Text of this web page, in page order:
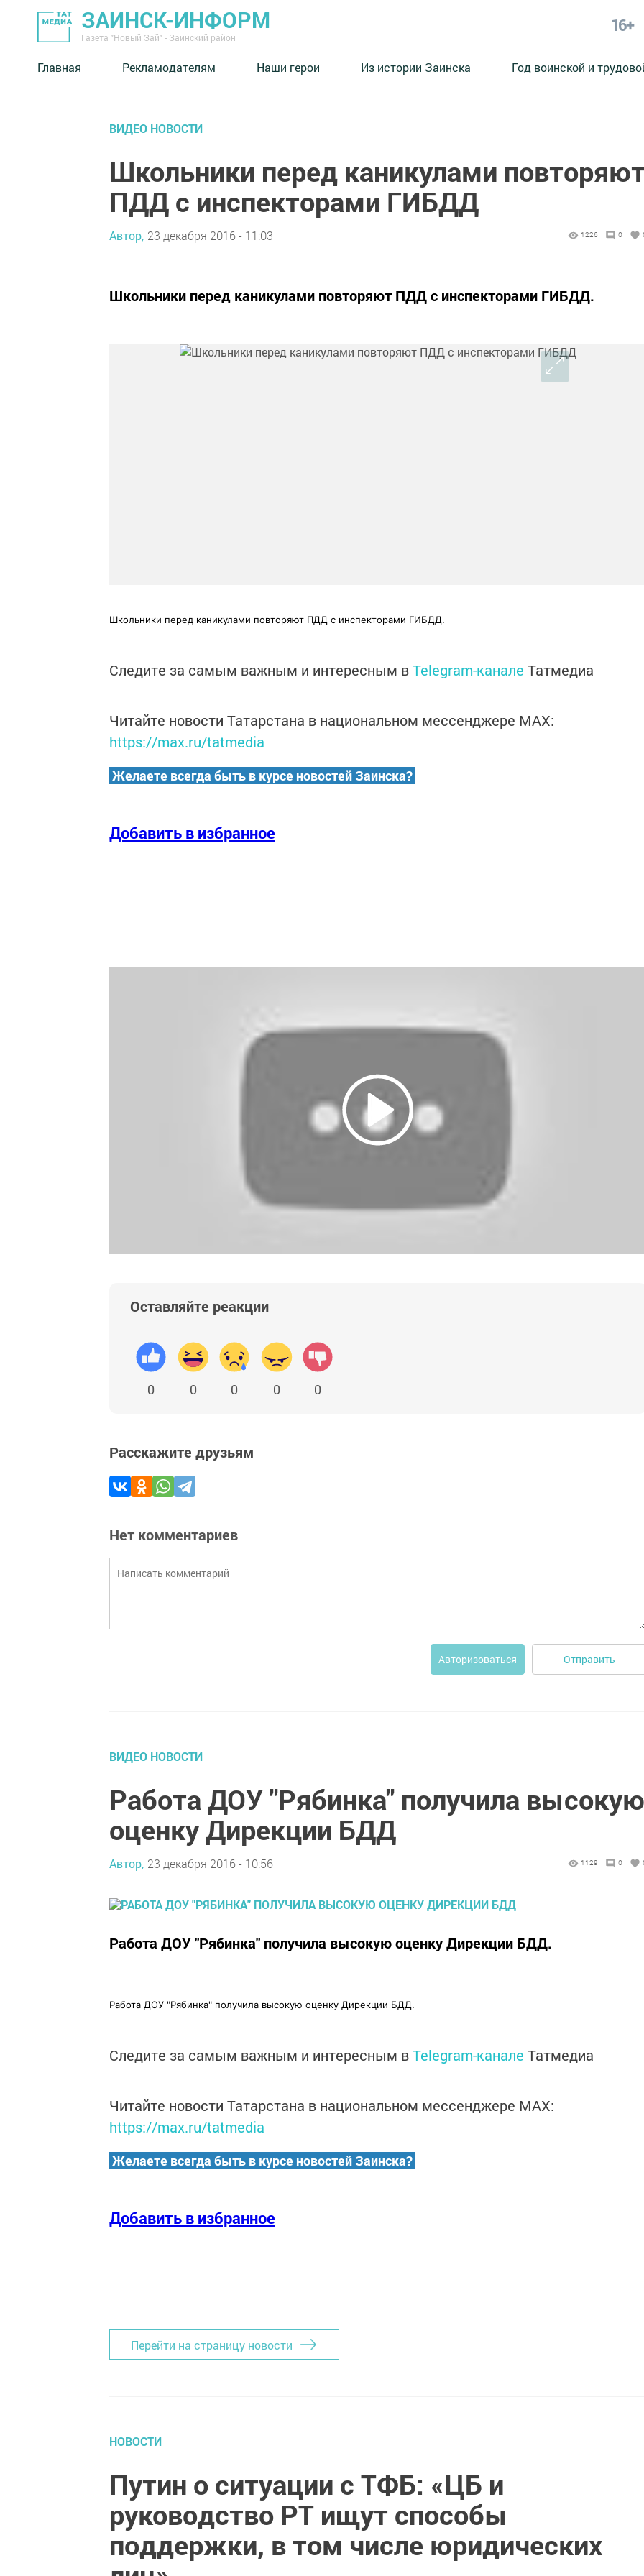
ЗАИНСК-ИНФОРМ
Газета "Новый Зай" - Заинский район
16+
Главная Рекламодателям Наши герои Из истории Заинска Год воинской и
ВИДЕО НОВОСТИ
Школьники перед каникулами
ПДД с инспекторами ГИБДД
Автор, 23 декабря 2016 - 11:03 1226 0
Школьники перед каникулами повторяют ПДД с инспекторами ГИБДД.
Школьники перед каникулами повторяют ПДД с инспекторами ГИБДД.
Следите за самым важным и интересным вTelegram-канале Татмедиа
Читайте новости Татарстана в национальном мессенджере MАХ:
https://max.ru/tatmedia
Желаете всегда быть в курсе новостей Заинска?
Добавить в избранное
Оставляйте реакции
0 0 0 0 0
Расскажите друзьям
Нет комментариев
Авторизоваться Отправить
ВИДЕО НОВОСТИ
Работа ДОУ "Рябинка" получила высокую
оценку Дирекции БДД
Автор, 23 декабря 2016 - 10:56 1129 0
Работа ДОУ "Рябинка" получила высокую оценку Дирекции БДД.
Работа ДОУ "Рябинка" получила высокую оценку Дирекции БДД.
Следите за самым важным и интересным вTelegram-канале Татмедиа
Читайте новости Татарстана в национальном мессенджере MАХ:
https://max.ru/tatmedia
Желаете всегда быть в курсе новостей Заинска?
Добавить в избранное
Перейти на страницу новости
НОВОСТИ
Путин о ситуации с ТФБ: «ЦБ и
руководство РТ ищут способы
поддержки, в том числе юридических